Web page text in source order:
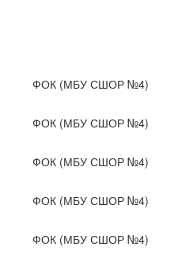
ФОК (МБУ СШОР №4)
ФОК (МБУ СШОР №4)
ФОК (МБУ СШОР №4)
ФОК (МБУ СШОР №4)
ФОК (МБУ СШОР №4)